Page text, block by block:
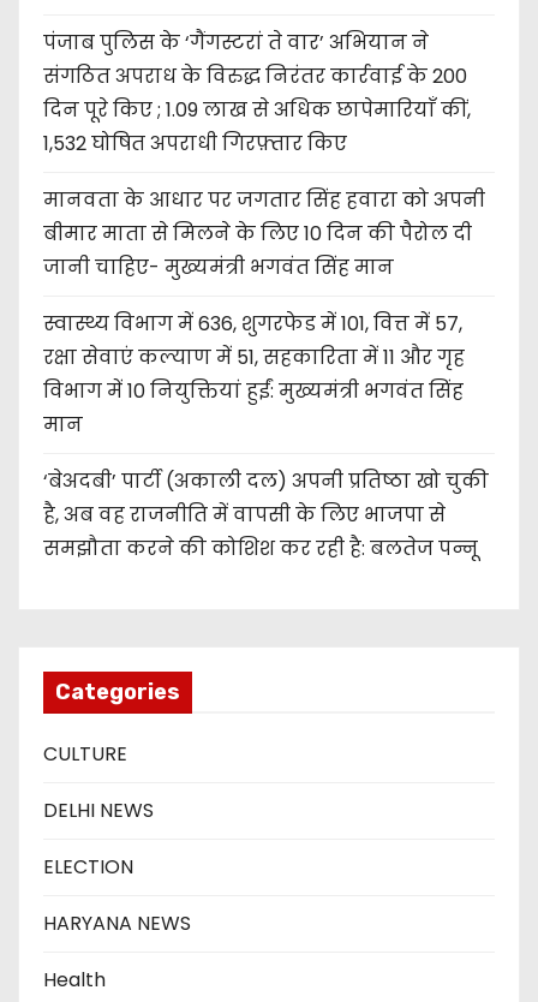
पंजाब पुलिस के ‘गैंगस्टरां ते वार’ अभियान ने
संगठित अपराध के विरुद्ध निरंतर कार्रवाई के 200
दिन पूरे किए ; 1.09 लाख से अधिक छापेमारियाँ कीं,
1,532 घोषित अपराधी गिरफ़्तार किए
मानवता के आधार पर जगतार सिंह हवारा को अपनी
बीमार माता से मिलने के लिए 10 दिन की पैरोल दी
जानी चाहिए- मुख्यमंत्री भगवंत सिंह मान
स्वास्थ्य विभाग में 636, शुगरफेड में 101, वित्त में 57,
रक्षा सेवाएं कल्याण में 51, सहकारिता में 11 और गृह
विभाग में 10 नियुक्तियां हुईं: मुख्यमंत्री भगवंत सिंह
मान
‘बेअदबी’ पार्टी (अकाली दल) अपनी प्रतिष्ठा खो चुकी
है, अब वह राजनीति में वापसी के लिए भाजपा से
समझौता करने की कोशिश कर रही है: बलतेज पन्नू
Categories
CULTURE
DELHI NEWS
ELECTION
HARYANA NEWS
Health